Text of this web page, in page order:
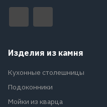
Изделия из камня
Кухонные столешницы
Подоконники
Мойки из кварца